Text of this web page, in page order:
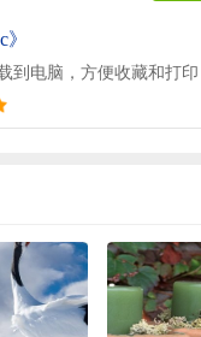
到电脑，方便收藏和打印